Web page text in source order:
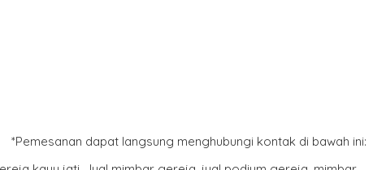
*Pemesanan dapat langsung menghubungi kontak di bawah ini: